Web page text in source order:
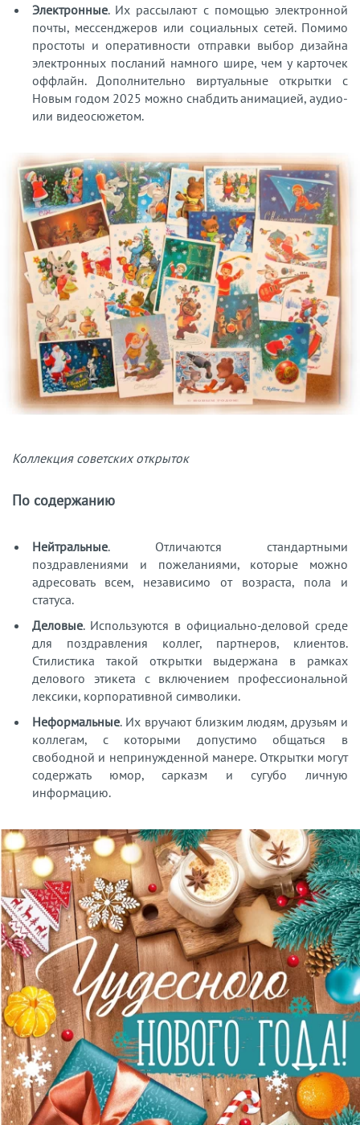
Электронные. Их рассылают с помощью электронной
почты, мессенджеров или социальных сетей. Помимо
простоты и оперативности отправки выбор дизайна
электронных посланий намного шире, чем у карточек
оффлайн. Дополнительно виртуальные открытки с
Новым годом 2025 можно снабдить анимацией, аудио-
или видеосюжетом.
Коллекция советских открыток
По содержанию
Нейтральные. Отличаются стандартными
поздравлениями и пожеланиями, которые можно
адресовать всем, независимо от возраста, пола и
статуса.
Деловые. Используются в официально-деловой среде
для поздравления коллег, партнеров, клиентов.
Стилистика такой открытки выдержана в рамках
делового этикета с включением профессиональной
лексики, корпоративной символики.
Неформальные. Их вручают близким людям, друзьям и
коллегам, с которыми допустимо общаться в
свободной и непринужденной манере. Открытки могут
содержать юмор, сарказм и сугубо личную
информацию.